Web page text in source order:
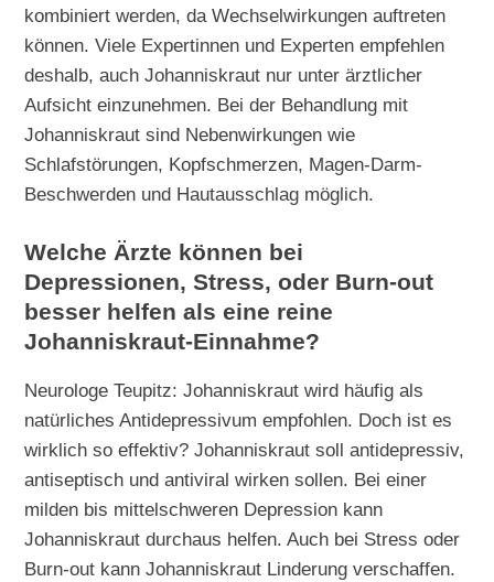
kombiniert werden, da Wechselwirkungen auftreten
können. Viele Expertinnen und Experten empfehlen
deshalb, auch Johanniskraut nur unter ärztlicher
Aufsicht einzunehmen. Bei der Behandlung mit
Johanniskraut sind Nebenwirkungen wie
Schlafstörungen, Kopfschmerzen, Magen-Darm-
Beschwerden und Hautausschlag möglich.
Welche Ärzte können bei
Depressionen, Stress, oder Burn-out
besser helfen als eine reine
Johanniskraut-Einnahme?
Neurologe Teupitz: Johanniskraut wird häufig als
natürliches Antidepressivum empfohlen. Doch ist es
wirklich so effektiv? Johanniskraut soll antidepressiv,
antiseptisch und antiviral wirken sollen. Bei einer
milden bis mittelschweren Depression kann
Johanniskraut durchaus helfen. Auch bei Stress oder
Burn-out kann Johanniskraut Linderung verschaffen.